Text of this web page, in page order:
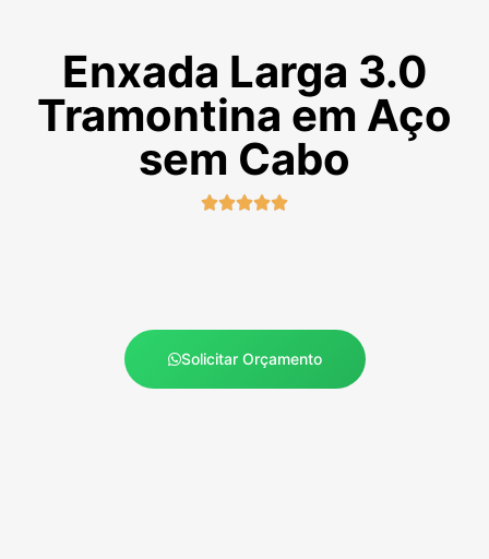
Enxada Larga 3.0
Tramontina em Aço
sem Cabo

Solicitar Orçamento